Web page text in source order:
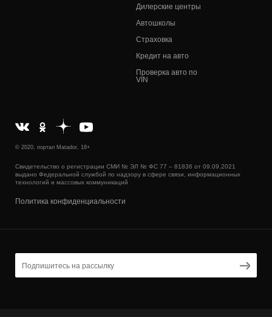
Дилерские центры
Автошколы
Страховка
Кредит на авто
Проверка авто по
VIN
© 2020, портал Matador, 18+
Свидетельство о регистрации СМИ № ЭЛ № ФС 77 – 81836 от 09.09.2021
выдано Федеральной службой по надзору в сфере связи, информационных
технологий и массовых коммуникаций
Политика конфиденциальности